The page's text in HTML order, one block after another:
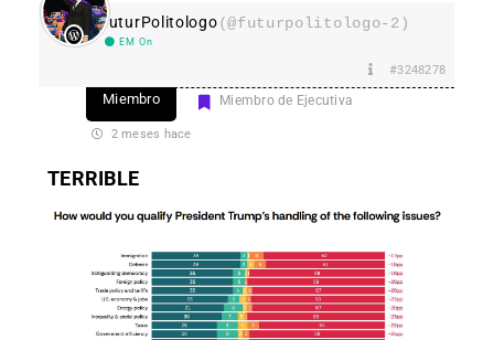
FuturPolitologo(@futurpolitologo-2)
EM On
#3248278
Miembro Miembro de Ejecutiva
2 meses hace
TERRIBLE